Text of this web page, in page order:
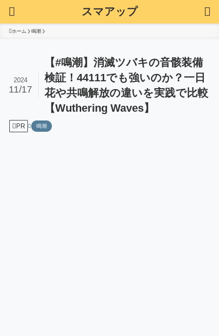
スマアップ
ホーム 鳴潮
【#鳴潮】消滅ツバキの音骸装備
検証！44111でも強いのか？一日
花や共鳴解放の違いを実践で比較
【Wuthering Waves】
2024
11/17
PR 鳴潮